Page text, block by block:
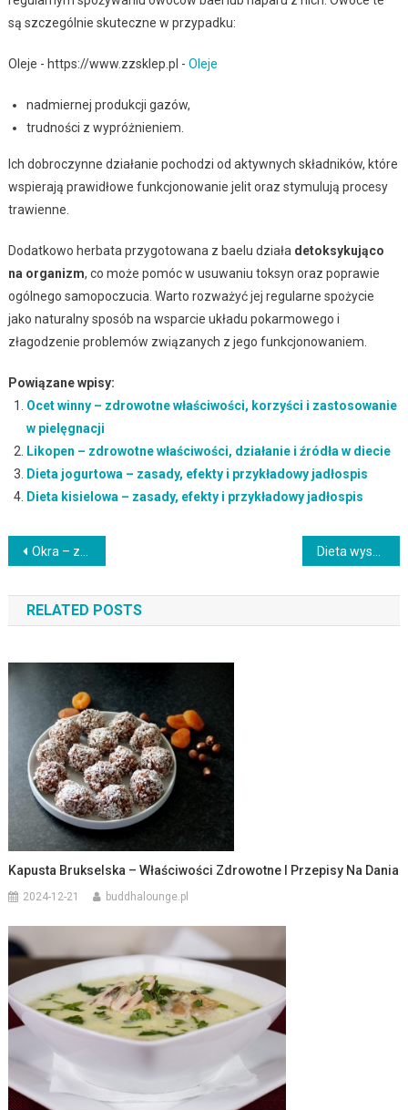
są szczególnie skuteczne w przypadku:
Oleje - https://www.zzsklep.pl - Oleje
nadmiernej produkcji gazów,
trudności z wypróżnieniem.
Ich dobroczynne działanie pochodzi od aktywnych składników, które
wspierają prawidłowe funkcjonowanie jelit oraz stymulują procesy
trawienne.
Dodatkowo herbata przygotowana z baelu działa detoksykująco
na organizm, co może pomóc w usuwaniu toksyn oraz poprawie
ogólnego samopoczucia. Warto rozważyć jej regularne spożycie
jako naturalny sposób na wsparcie układu pokarmowego i
złagodzenie problemów związanych z jego funkcjonowaniem.
Powiązane wpisy:
Ocet winny – zdrowotne właściwości, korzyści i zastosowanie
w pielęgnacji
Likopen – zdrowotne właściwości, działanie i źródła w diecie
Dieta jogurtowa – zasady, efekty i przykładowy jadłospis
Dieta kisielowa – zasady, efekty i przykładowy jadłospis
Nawigacja
wpisu
Okra – zdrowotne właściwości i zastosowanie w kuchni Dieta wysokotłuszczowa: dla kogo jest, zalety i wady stosowania
RELATED POSTS
Kapusta Brukselska – Właściwości Zdrowotne I Przepisy Na Dania
2024-12-21 buddhalounge.pl